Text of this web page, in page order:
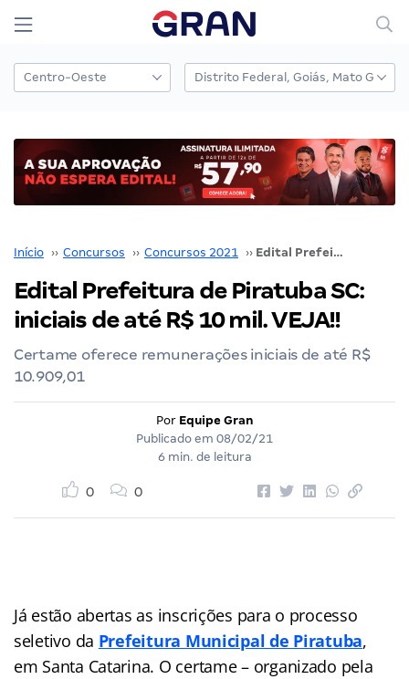
Início ›› Concursos ›› Concursos 2021 ›› Edital Prefeitura de Piratuba SC: iniciais de até R$ 10 mil. VEJA!!
Edital Prefeitura de Piratuba SC:
iniciais de até R$ 10 mil. VEJA!!
Certame oferece remunerações iniciais de até R$
10.909,01
Por Equipe Gran
Publicado em 08/02/21
6 min. de leitura
0 0
Já estão abertas as inscrições para o processo
seletivo da Prefeitura Municipal de Piratuba,
em Santa Catarina. O certame – organizado pela